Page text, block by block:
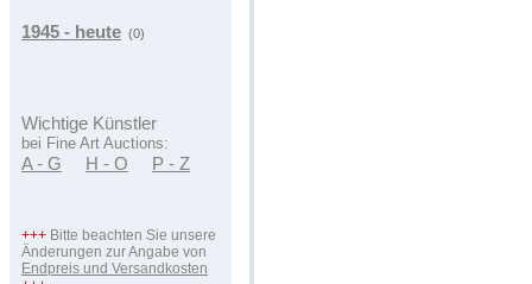
1945 - heute (0)
Wichtige Künstler
bei Fine Art Auctions:
A - G H - O P - Z
+++ Bitte beachten Sie unsere
Änderungen zur Angabe von
Endpreis und Versandkosten